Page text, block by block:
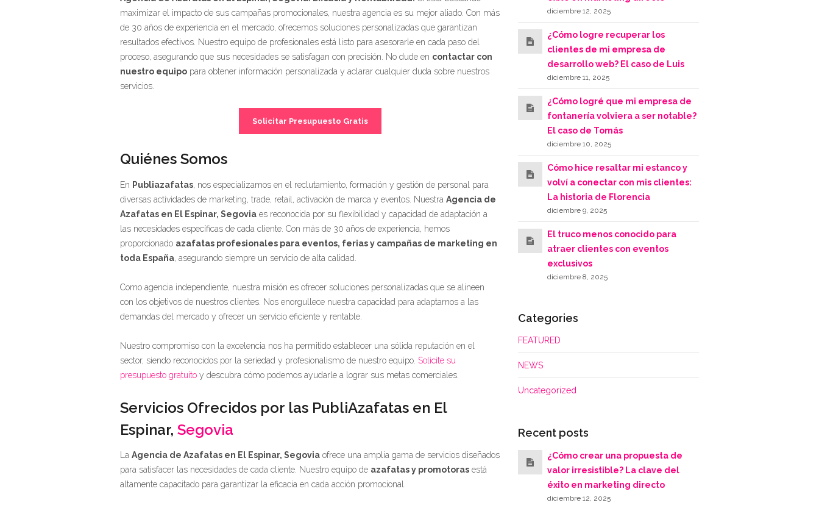
maximizar el impacto de sus campañas promocionales, nuestra agencia es su mejor aliado. Con más
de 30 años de experiencia en el mercado, ofrecemos soluciones personalizadas que garantizan
resultados efectivos. Nuestro equipo de profesionales está listo para asesorarle en cada paso del
proceso, asegurando que sus necesidades se satisfagan con precisión. No dude en contactar con
nuestro equipo para obtener información personalizada y aclarar cualquier duda sobre nuestros
servicios.
Solicitar Presupuesto Gratis
Quiénes Somos
En Publiazafatas , nos especializamos en el reclutamiento, formación y gestión de personal para
diversas actividades de marketing, trade, retail, activación de marca y eventos. Nuestra Agencia de
Azafatas en El Espinar, Segovia es reconocida por su flexibilidad y capacidad de adaptación a
las necesidades específicas de cada cliente. Con más de 30 años de experiencia, hemos
proporcionado azafatas profesionales para eventos, ferias y campañas de marketing en
toda España , asegurando siempre un servicio de alta calidad.
Como agencia independiente, nuestra misión es ofrecer soluciones personalizadas que se alineen
con los objetivos de nuestros clientes. Nos enorgullece nuestra capacidad para adaptarnos a las
demandas del mercado y ofrecer un servicio eficiente y rentable.
Nuestro compromiso con la excelencia nos ha permitido establecer una sólida reputación en el
sector, siendo reconocidos por la seriedad y profesionalismo de nuestro equipo. Solicite su
presupuesto gratuito y descubra cómo podemos ayudarle a lograr sus metas comerciales.
Servicios Ofrecidos por las PubliAzafatas en El
Espinar, Segovia
La Agencia de Azafatas en El Espinar, Segovia ofrece una amplia gama de servicios diseñados
para satisfacer las necesidades de cada cliente. Nuestro equipo de azafatas y promotoras está
altamente capacitado para garantizar la eficacia en cada acción promocional.
diciembre 12, 2025
¿Cómo logre recuperar los
clientes de mi empresa de
desarrollo web? El caso de Luis
diciembre 11, 2025
¿Cómo logré que mi empresa de
fontanería volviera a ser notable?
El caso de Tomás
diciembre 10, 2025
Cómo hice resaltar mi estanco y
volví a conectar con mis clientes:
La historia de Florencia
diciembre 9, 2025
El truco menos conocido para
atraer clientes con eventos
exclusivos
diciembre 8, 2025
Categories
FEATURED
NEWS
Uncategorized
Recent posts
¿Cómo crear una propuesta de
valor irresistible? La clave del
éxito en marketing directo
diciembre 12, 2025